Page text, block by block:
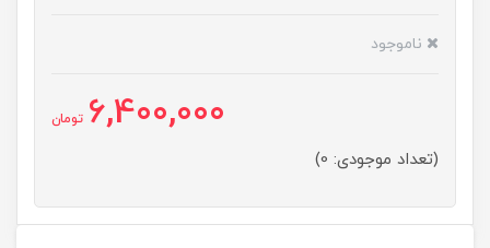
ناموجود
6,400,000 تومان
(تعداد موجودی: 0)